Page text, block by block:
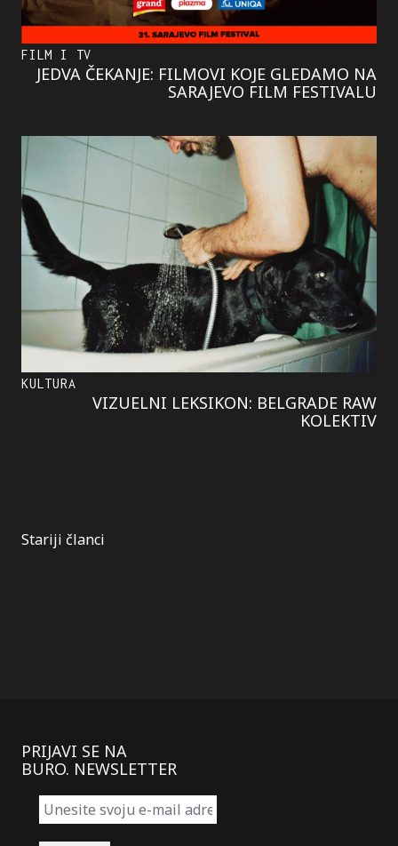
FILM I TV
JEDVA ČEKANJE: FILMOVI KOJE GLEDAMO NA
SARAJEVO FILM FESTIVALU
KULTURA
VIZUELNI LEKSIKON: BELGRADE RAW
KOLEKTIV
Kretanje
Stariji članci
PRIJAVI SE NA
BURO. NEWSLETTER